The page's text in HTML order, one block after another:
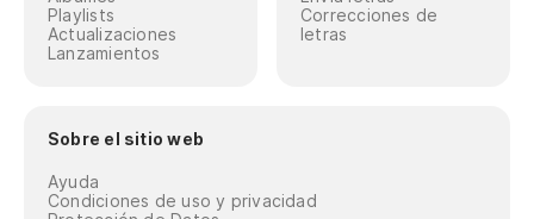
Playlists
Actualizaciones
Lanzamientos
Correcciones de
letras
Sobre el sitio web
Ayuda
Condiciones de uso y privacidad